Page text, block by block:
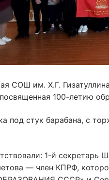
СОШ им. Х.Г.
100-летию
под стук барабана, с
1-й секретарь
— член КПРФ,